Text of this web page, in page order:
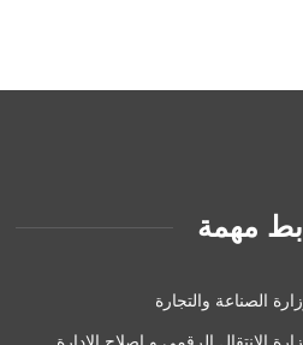
مهمة
الصناعة والتجارة